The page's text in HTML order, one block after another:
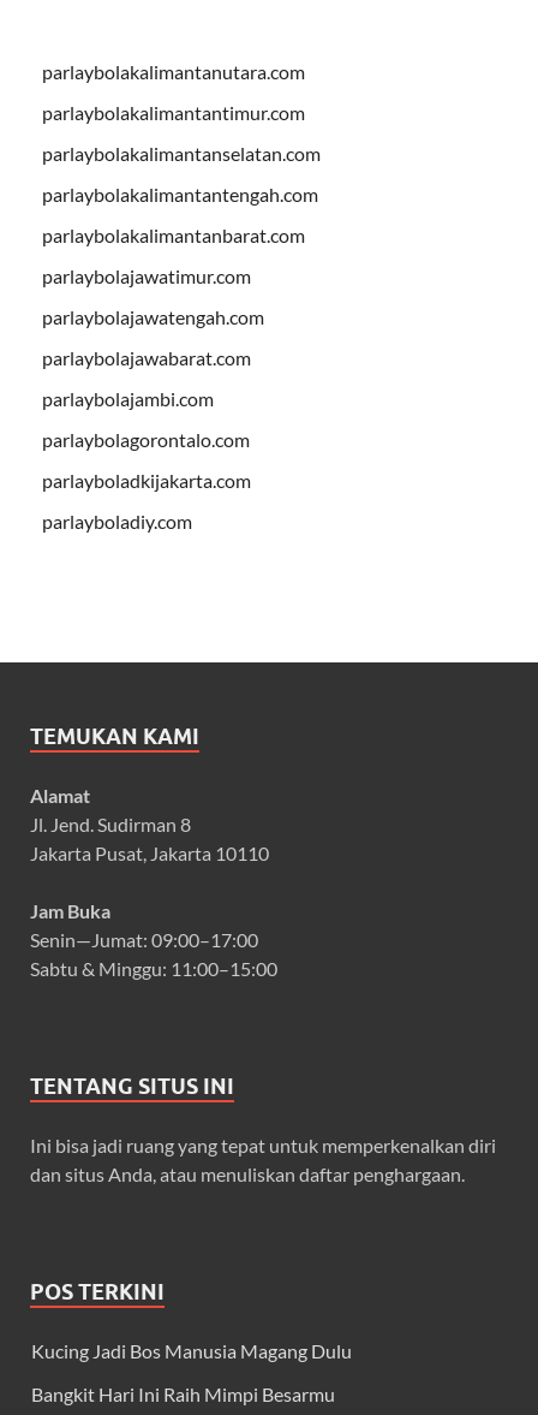
parlaybolakalimantanutara.com
parlaybolakalimantantimur.com
parlaybolakalimantanselatan.com
parlaybolakalimantantengah.com
parlaybolakalimantanbarat.com
parlaybolajawatimur.com
parlaybolajawatengah.com
parlaybolajawabarat.com
parlaybolajambi.com
parlaybolagorontalo.com
parlayboladkijakarta.com
parlayboladiy.com
TEMUKAN KAMI
Alamat
Jl. Jend. Sudirman 8
Jakarta Pusat, Jakarta 10110
Jam Buka
Senin—Jumat: 09:00–17:00
Sabtu & Minggu: 11:00–15:00
TENTANG SITUS INI
Ini bisa jadi ruang yang tepat untuk memperkenalkan diri
dan situs Anda, atau menuliskan daftar penghargaan.
POS TERKINI
Kucing Jadi Bos Manusia Magang Dulu
Bangkit Hari Ini Raih Mimpi Besarmu